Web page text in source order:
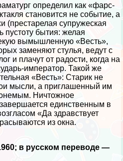
определил как «фарс-
становится не событие, а
(престарелая супружеская
пустоту бытия: желая
вымышленную «Весть»,
заменяют стулья, ведут с
и плачут от радости, когда на
император. Такой же
«Весть»: Старик не
мысли, а приглашенный им
Ничтожное
единственным в
«Да здравствует
из окна.
в русском переводе —